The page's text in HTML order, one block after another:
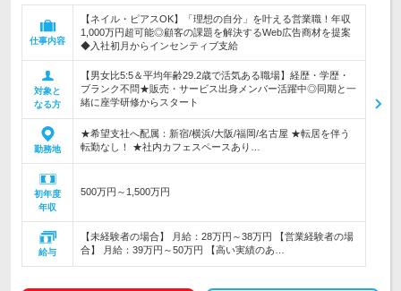
仕事内容
【ネイル・ピアスOK】「理想の自分」を叶える営業職！年収
1,000万円超可能◎顧客の課題を解決するWeb広告商材を提案
◆入社初月からインセンティブ支給
対象と
なる方
【男女比5:5＆平均年齢29.2歳で活気ある職場】経歴・学歴・
ブランク不問★販売・サービス出身メンバー活躍中◎同期と一
緒に座学研修からスタート
勤務地
★希望支社へ配属：新宿/横浜/大阪/福岡/名古屋 ★転居を伴う
転勤なし！ ★社内カフェスペースあり…
初年度
年収
500万円～1,500万円
給与
【未経験者の場合】 月給：28万円～38万円 【営業経験者の場
合】 月給：39万円～50万円 【高い実績のあ…